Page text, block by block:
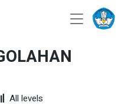
All levels